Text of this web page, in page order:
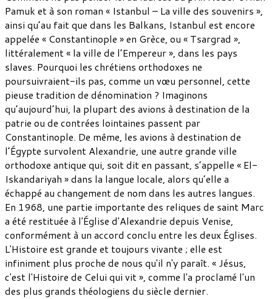
Pamuk et à son roman « Istanbul – La ville des souvenirs »,
ainsi qu’au fait que dans les Balkans, Istanbul est encore
appelée « Constantinople » en Grèce, ou « Tsargrad »,
littéralement « la ville de l’Empereur », dans les pays
slaves. Pourquoi les chrétiens orthodoxes ne
poursuivraient-ils pas, comme un vœu personnel, cette
pieuse tradition de dénomination ? Imaginons
qu’aujourd’hui, la plupart des avions à destination de la
patrie ou de contrées lointaines passent par
Constantinople. De même, les avions à destination de
l’Égypte survolent Alexandrie, une autre grande ville
orthodoxe antique qui, soit dit en passant, s’appelle « El-
Iskandariyah » dans la langue locale, alors qu’elle a
échappé au changement de nom dans les autres langues.
En 1968, une partie importante des reliques de saint Marc
a été restituée à l'Église d'Alexandrie depuis Venise,
conformément à un accord conclu entre les deux Églises.
L'Histoire est grande et toujours vivante ; elle est
infiniment plus proche de nous qu'il n'y paraît. « Jésus,
c'est l'Histoire de Celui qui vit », comme l'a proclamé l'un
des plus grands théologiens du siècle dernier.